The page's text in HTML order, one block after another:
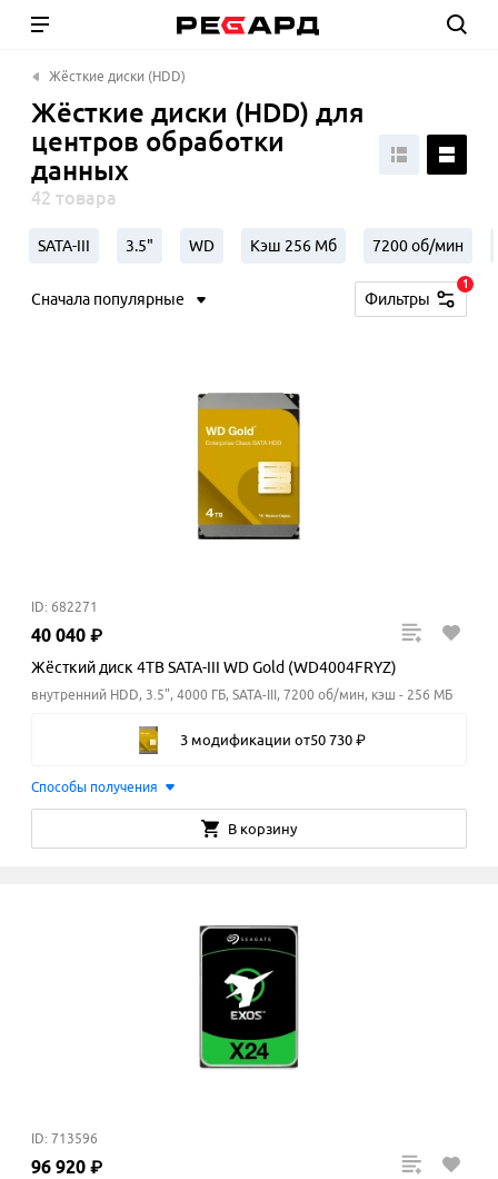
Жёсткие диски (HDD)
Жёсткие диски (HDD) для
центров обработки
данных
42 товара
SATA-III 3.5" WD Кэш 256 Мб 7200 об/мин
Сначала популярные Фильтры
1
ID: 682271
40 040 ₽
Жёсткий диск 4TB SATA-III WD Gold (WD4004FRYZ)
внутренний HDD, 3.5", 4000 ГБ, SATA-III, 7200 об/мин, кэш - 256 МБ
3 модификации от50 730 ₽
Способы получения
В корзину
ID: 713596
96 920 ₽